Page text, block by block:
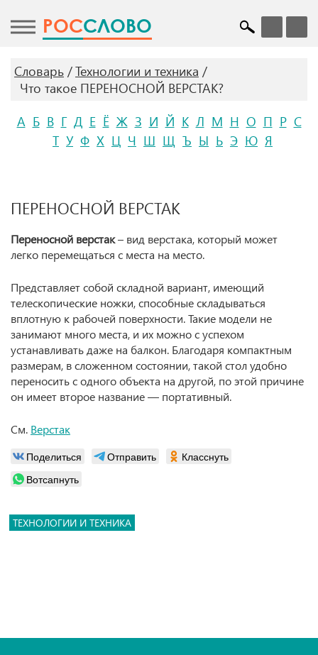
POCСЛОВО
Словарь
Технологии и техника
Что такое ПЕРЕНОСНОЙ ВЕРСТАК?
А Б В Г Д Е Ё Ж З И Й К Л М Н О П Р С
Т У Ф Х Ц Ч Ш Щ Ъ Ы Ь Э Ю Я
ПЕРЕНОСНОЙ ВЕРСТАК
Переносной верстак– вид верстака, который может
легко перемещаться с места на место.
Представляет собой складной вариант, имеющий
телескопические ножки, способные складываться
вплотную к рабочей поверхности. Такие модели не
занимают много места, и их можно с успехом
устанавливать даже на балкон. Благодаря компактным
размерам, в сложенном состоянии, такой стол удобно
переносить с одного объекта на другой, по этой причине
он имеет второе название — портативный.
См. Верстак
Поделиться Отправить
Класснуть
Вотсапнуть
ТЕХНОЛОГИИ И ТЕХНИКА